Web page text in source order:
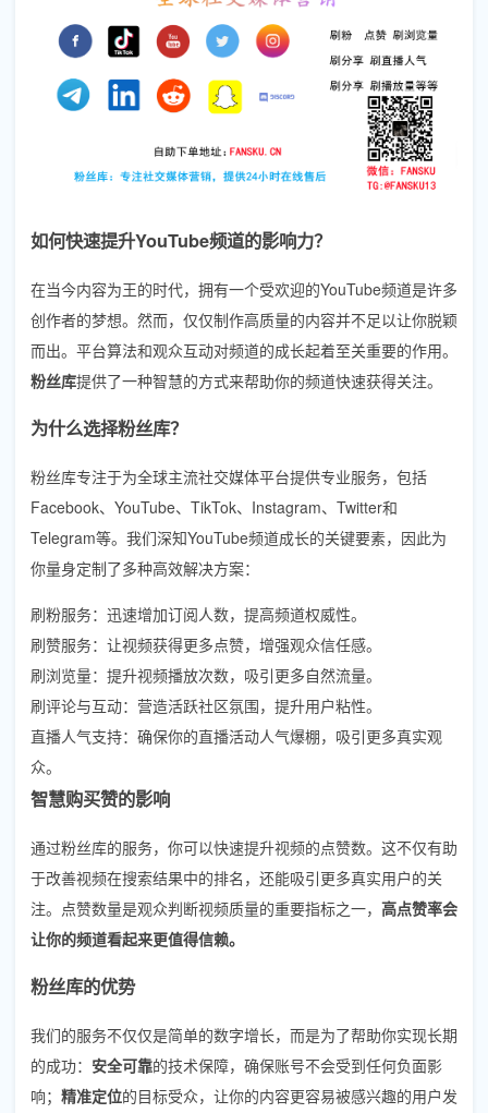
如何快速提升YouTube频道的影响力？
在当今内容为王的时代，拥有一个受欢迎的YouTube频道是许多
创作者的梦想。然而，仅仅制作高质量的内容并不足以让你脱颖
而出。平台算法和观众互动对频道的成长起着至关重要的作用。
粉丝库提供了一种智慧的方式来帮助你的频道快速获得关注。
为什么选择粉丝库？
粉丝库专注于为全球主流社交媒体平台提供专业服务，包括
Facebook、YouTube、TikTok、Instagram、Twitter和
Telegram等。我们深知YouTube频道成长的关键要素，因此为
你量身定制了多种高效解决方案：
刷粉服务：迅速增加订阅人数，提高频道权威性。
刷赞服务：让视频获得更多点赞，增强观众信任感。
刷浏览量：提升视频播放次数，吸引更多自然流量。
刷评论与互动：营造活跃社区氛围，提升用户粘性。
直播人气支持：确保你的直播活动人气爆棚，吸引更多真实观
众。
智慧购买赞的影响
通过粉丝库的服务，你可以快速提升视频的点赞数。这不仅有助
于改善视频在搜索结果中的排名，还能吸引更多真实用户的关
注。点赞数量是观众判断视频质量的重要指标之一， 高点赞率会
让你的频道看起来更值得信赖。
粉丝库的优势
我们的服务不仅仅是简单的数字增长，而是为了帮助你实现长期
的成功： 安全可靠的技术保障，确保账号不会受到任何负面影
响； 精准定位的目标受众，让你的内容更容易被感兴趣的用户发